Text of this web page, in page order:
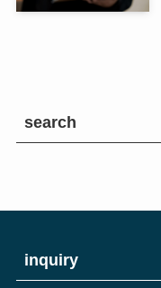
search
inquiry